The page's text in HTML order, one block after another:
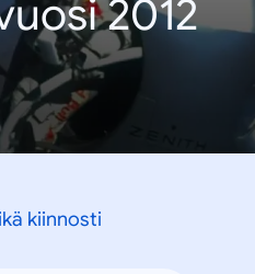
2012
kiinnosti